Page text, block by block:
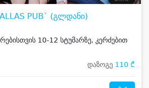
PUB` (გლდანი)
10-12 სტუმარზე, კერძებით
დაზოგე 110 ₾